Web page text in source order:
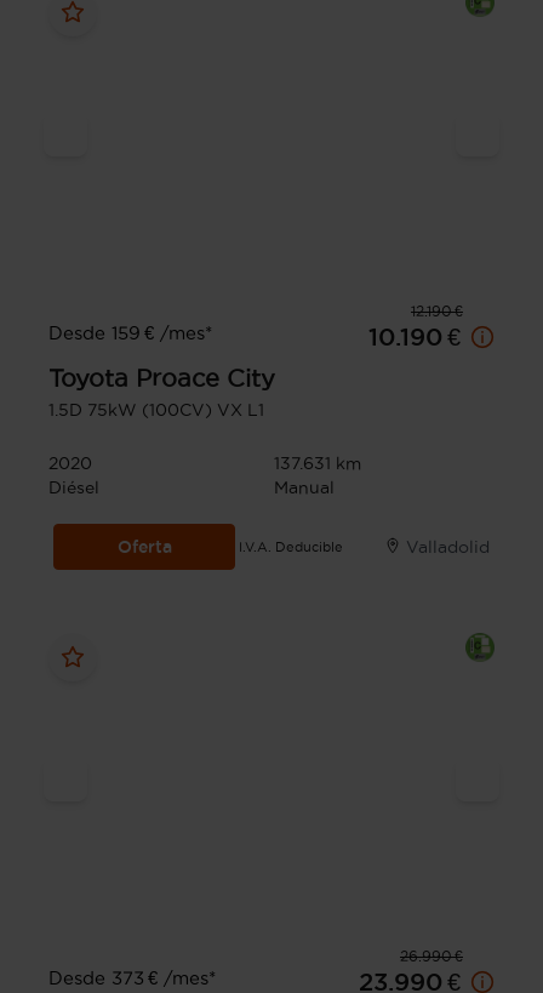
12.190 €
Desde 159 € /mes*
10.190 €
Toyota Proace City
1.5D 75kW (100CV) VX L1
2020
137.631 km
Diésel
Manual
Oferta I.V.A. Deducible Valladolid
26.990 €
Desde 373 € /mes*
23.990 €